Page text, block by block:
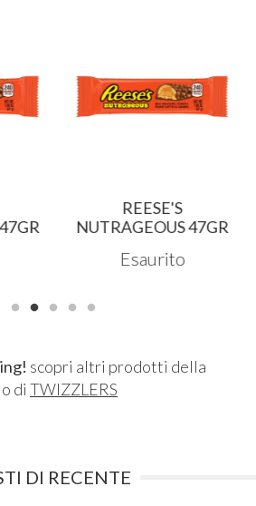
REESE'S
NUTRAGEOUS 47GR
Esaurito
scopri altri prodotti della
o di TWIZZLERS
DI RECENTE